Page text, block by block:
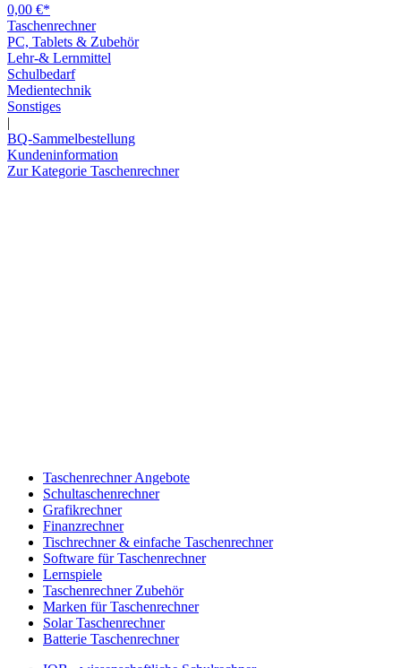
0,00 €*
Taschenrechner
PC, Tablets & Zubehör
Lehr-& Lernmittel
Schulbedarf
Medientechnik
Sonstiges
|
BQ-Sammelbestellung
Kundeninformation
Zur Kategorie Taschenrechner
Taschenrechner Angebote
Schultaschenrechner
Grafikrechner
Finanzrechner
Tischrechner & einfache Taschenrechner
Software für Taschenrechner
Lernspiele
Taschenrechner Zubehör
Marken für Taschenrechner
Solar Taschenrechner
Batterie Taschenrechner